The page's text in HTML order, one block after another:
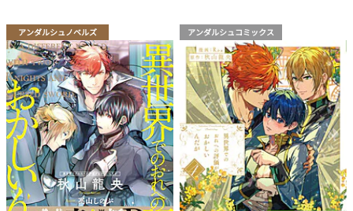
アンダルシュノベルズ アンダルシュコミックス